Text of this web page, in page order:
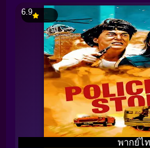
พากย์ไ
6.9